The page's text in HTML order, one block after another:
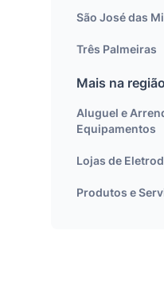
São José das
Três Palmeiras
Mais na região
Aluguel e
Equipamentos
Lojas de
Produtos e